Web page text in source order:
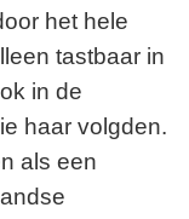
het hele
tastbaar in
in de
haar volgden.
als een